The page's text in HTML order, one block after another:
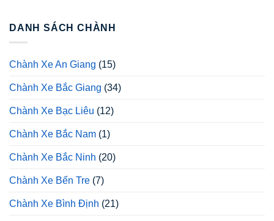
DANH SÁCH CHÀNH
Chành Xe An Giang (15)
Chành Xe Bắc Giang (34)
Chành Xe Bạc Liêu (12)
Chành Xe Bắc Nam (1)
Chành Xe Bắc Ninh (20)
Chành Xe Bến Tre (7)
Chành Xe Bình Định (21)